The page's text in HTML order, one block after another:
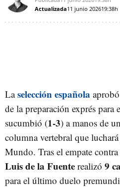
Actualizada11 junio 202619:38h
Laselección española
de la preparación exprés para
sucumbió (1-3) a manos de
columna vertebral que
Mundo. Tras el empate
Luis de la Fuente realizó 9
para el último duelo